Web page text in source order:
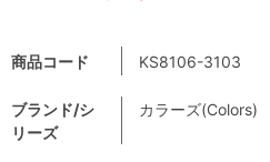
商品コード KS8106-3103
ブランド/シ
リーズ
カラーズ(Colors)